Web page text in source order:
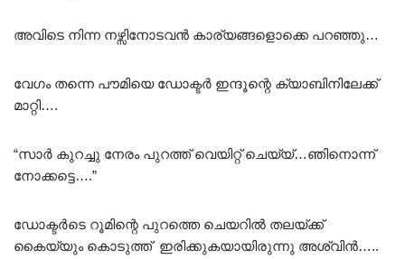
അവിടെ നിന്ന നഴ്സിനോടവൻ കാര്യങ്ങളൊക്കെ പറഞ്ഞു…
വേഗം തന്നെ പൗമിയെ ഡോക്ടർ ഇന്ദൂന്റെ ക്യാബിനിലേക്ക്
മാറ്റി….
“സാർ കുറച്ചു നേരം പുറത്ത് വെയിറ്റ് ചെയ്യ്…ഞിനൊന്ന്
നോക്കട്ടെ….”
ഡോക്ടർടെ റൂമിന്റെ പുറത്തെ ചെയറിൽ തലയ്ക്ക്
കൈയ്യും കൊടുത്ത് ഇരിക്കുകയായിരുന്നു അശ്വിൻ…..